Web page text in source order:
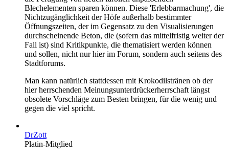
Blechelementen sparen können. Diese 'Erlebbarmachung', die
Nichtzugänglichkeit der Höfe außerhalb bestimmter
Öffnungszeiten, der im Gegensatz zu den Visualisierungen
durchscheinende Beton, die (sofern das mittelfristig weiter der
Fall ist) sind Kritikpunkte, die thematisiert werden können
und sollen, nicht nur hier im Forum, sondern auch seitens des
Stadtforums.
Man kann natürlich stattdessen mit Krokodilstränen ob der
hier herrschenden Meinungsunterdrückerherrschaft längst
obsolete Vorschläge zum Besten bringen, für die wenig und
gegen die viel spricht.
DrZott
Platin-Mitglied